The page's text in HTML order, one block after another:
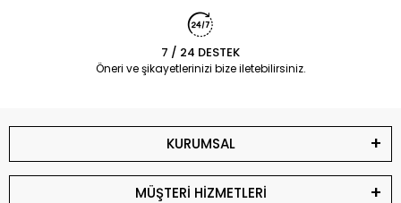
7 / 24 DESTEK
Öneri ve şikayetlerinizi bize iletebilirsiniz.
KURUMSAL
MÜŞTERİ HİZMETLERİ